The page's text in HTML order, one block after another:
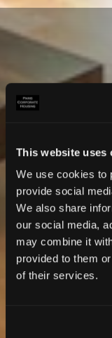
This website uses
We use cookies to
provide social
We also share
our social media,
may combine it
provided to them
of their services.